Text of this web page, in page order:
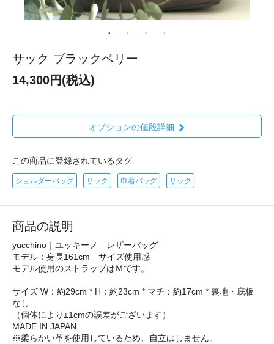
サック ブラックベリー
14,300円(税込)
オプションの値段詳細
この商品に登録されているタグ
ショルダーバッグ サック 巾着バッグ サック
商品の説明
yucchino｜ユッキーノ レザーバッグ
モデル：身長161cm サイズ使用感
モデル使用のストラップはＭです。
サイズ W：約29cm * H：約23cm * マチ：約17cm * 裏地・底板
なし
（個体により±1cmの誤差がございます）
MADE IN JAPAN
※柔らかい革を使用しているため、自立はしません。